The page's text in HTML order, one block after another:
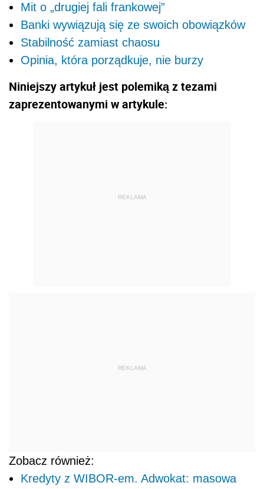
Mit o „drugiej fali frankowej”
Banki wywiązują się ze swoich obowiązków
Stabilność zamiast chaosu
Opinia, która porządkuje, nie burzy
Niniejszy artykuł jest polemiką z tezami
zaprezentowanymi w artykule:
REKLAMA
REKLAMA
Zobacz również:
Kredyty z WIBOR-em. Adwokat: masowa